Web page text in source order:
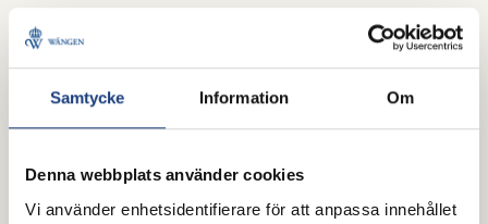
Samtycke Information Om
Denna webbplats använder cookies
Vi använder enhetsidentifierare för att anpassa innehållet